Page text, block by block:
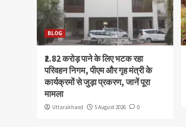
BLOG
₹2.82 करोड़ पाने के लिए भटक रहा
परिवहन निगम, पीएम और गृह मंत्री के
कार्यक्रमों से जुड़ा प्रकरण, जानें पूरा
मामला
Uttarakhand 5 August 2026 0